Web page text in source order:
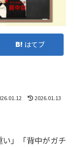
はてブ
2026.01.13
」「背中がガチ